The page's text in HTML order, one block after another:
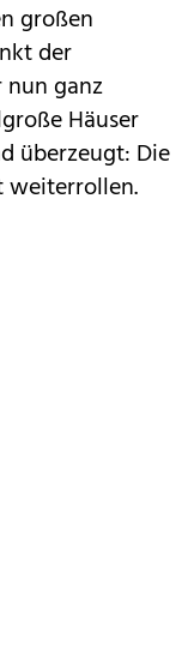
großen
der
nun ganz
Häuser
überzeugt: Die
weiterrollen.